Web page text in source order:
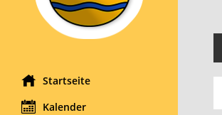
Startseite
Kalender